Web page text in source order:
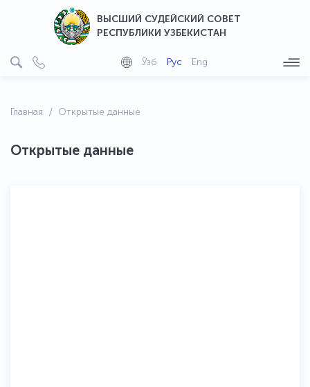
ВЫСШИЙ СУДЕЙСКИЙ СОВЕТ
РЕСПУБЛИКИ УЗБЕКИСТАН
Ўзб Рус Eng
Главная Открытые данные
Открытые данные